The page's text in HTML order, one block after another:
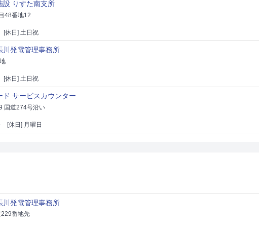
設 りすた南支所
48番地12
[休日] 土日祝
川発電管理事務所
[休日] 土日祝
ド サービスカウンター
国道274号沿い
[休日] 月曜日
川発電管理事務所
番地先